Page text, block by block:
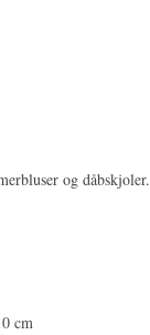
og dåbskjoler.
cm